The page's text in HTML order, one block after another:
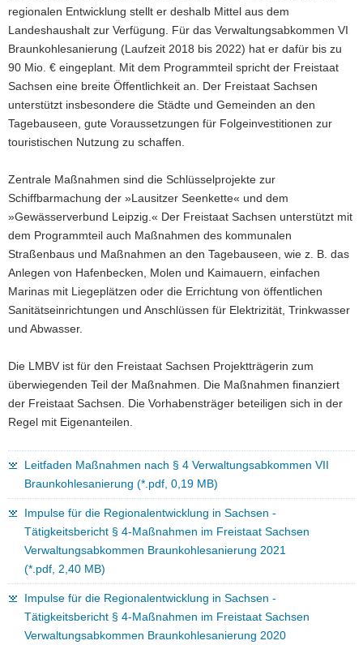
regionalen Entwicklung stellt er deshalb Mittel aus dem
Landeshaushalt zur Verfügung. Für das Verwaltungsabkommen VI
Braunkohlesanierung (Laufzeit 2018 bis 2022) hat er dafür bis zu
90 Mio. € eingeplant. Mit dem Programmteil spricht der Freistaat
Sachsen eine breite Öffentlichkeit an. Der Freistaat Sachsen
unterstützt insbesondere die Städte und Gemeinden an den
Tagebauseen, gute Voraussetzungen für Folgeinvestitionen zur
touristischen Nutzung zu schaffen.
Zentrale Maßnahmen sind die Schlüsselprojekte zur
Schiffbarmachung der »Lausitzer Seenkette« und dem
»Gewässerverbund Leipzig.« Der Freistaat Sachsen unterstützt mit
dem Programmteil auch Maßnahmen des kommunalen
Straßenbaus und Maßnahmen an den Tagebauseen, wie z. B. das
Anlegen von Hafenbecken, Molen und Kaimauern, einfachen
Marinas mit Liegeplätzen oder die Errichtung von öffentlichen
Sanitätseinrichtungen und Anschlüssen für Elektrizität, Trinkwasser
und Abwasser.
Die LMBV ist für den Freistaat Sachsen Projektträgerin zum
überwiegenden Teil der Maßnahmen. Die Maßnahmen finanziert
der Freistaat Sachsen. Die Vorhabensträger beteiligen sich in der
Regel mit Eigenanteilen.
Leitfaden Maßnahmen nach § 4 Verwaltungsabkommen VII
Braunkohlesanierung (*.pdf, 0,19 MB)
Impulse für die Regionalentwicklung in Sachsen -
Tätigkeitsbericht § 4-Maßnahmen im Freistaat Sachsen
Verwaltungsabkommen Braunkohlesanierung 2021
(*.pdf, 2,40 MB)
Impulse für die Regionalentwicklung in Sachsen -
Tätigkeitsbericht § 4-Maßnahmen im Freistaat Sachsen
Verwaltungsabkommen Braunkohlesanierung 2020